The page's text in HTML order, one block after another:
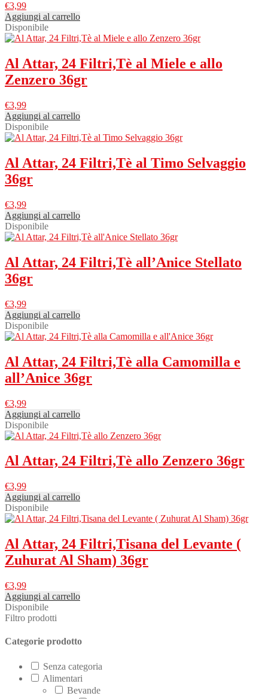
€3,99
Aggiungi al carrello
Disponibile
Al Attar, 24 Filtri,Tè al Miele e allo
Zenzero 36gr
€3,99
Aggiungi al carrello
Disponibile
Al Attar, 24 Filtri,Tè al Timo Selvaggio
36gr
€3,99
Aggiungi al carrello
Disponibile
Al Attar, 24 Filtri,Tè all’Anice Stellato
36gr
€3,99
Aggiungi al carrello
Disponibile
Al Attar, 24 Filtri,Tè alla Camomilla e
all’Anice 36gr
€3,99
Aggiungi al carrello
Disponibile
Al Attar, 24 Filtri,Tè allo Zenzero 36gr
€3,99
Aggiungi al carrello
Disponibile
Al Attar, 24 Filtri,Tisana del Levante (
Zuhurat Al Sham) 36gr
€3,99
Aggiungi al carrello
Disponibile
Filtro prodotti
Categorie prodotto
Senza categoria
Alimentari
Bevande